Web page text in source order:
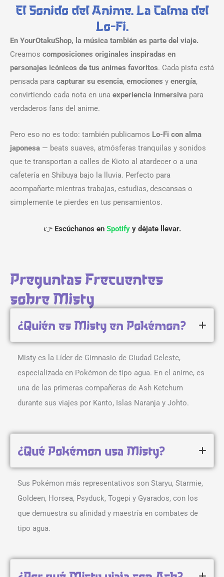
El Sonido del Anime. La Calma del
Lo-Fi.
En YourOtakuShop, la música también es parte del viaje.
Creamos composiciones originales inspiradas en
personajes icónicos de tus animes favoritos. Cada pista está
pensada para capturar su esencia, emociones y energía,
convirtiendo cada nota en una experiencia inmersiva para
verdaderos fans del anime.
Pero eso no es todo: también publicamos Lo-Fi con alma
japonesa — beats suaves, atmósferas tranquilas y sonidos
que te transportan a calles de Kioto al atardecer o a una
cafetería en Shibuya bajo la lluvia. Perfecto para
acompañarte mientras trabajas, estudias, descansas o
simplemente te pierdes en tus pensamientos.
👉Escúchanos en Spotifyy déjate llevar.
Preguntas Frecuentes
sobre Misty
¿Quién es Misty en Pokémon?
Misty es la Líder de Gimnasio de Ciudad Celeste,
especializada en Pokémon de tipo agua. En el anime, es
una de las primeras compañeras de Ash Ketchum
durante sus viajes por Kanto, Islas Naranja y Johto.
¿Qué Pokémon usa Misty?
Sus Pokémon más representativos son Staryu, Starmie,
Goldeen, Horsea, Psyduck, Togepi y Gyarados, con los
que demuestra su afinidad y maestría en combates de
tipo agua.